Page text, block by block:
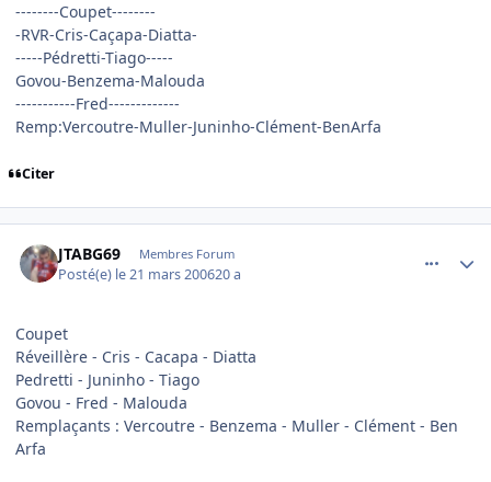
--------Coupet--------
-RVR-Cris-Caçapa-Diatta-
-----Pédretti-Tiago-----
Govou-Benzema-Malouda
-----------Fred-------------
Remp:Vercoutre-Muller-Juninho-Clément-BenArfa
Citer
JTABG69 Membres Forum
Posté(e) le 21 mars 200620 a
Coupet
Réveillère - Cris - Cacapa - Diatta
Pedretti - Juninho - Tiago
Govou - Fred - Malouda
Remplaçants : Vercoutre - Benzema - Muller - Clément - Ben
Arfa